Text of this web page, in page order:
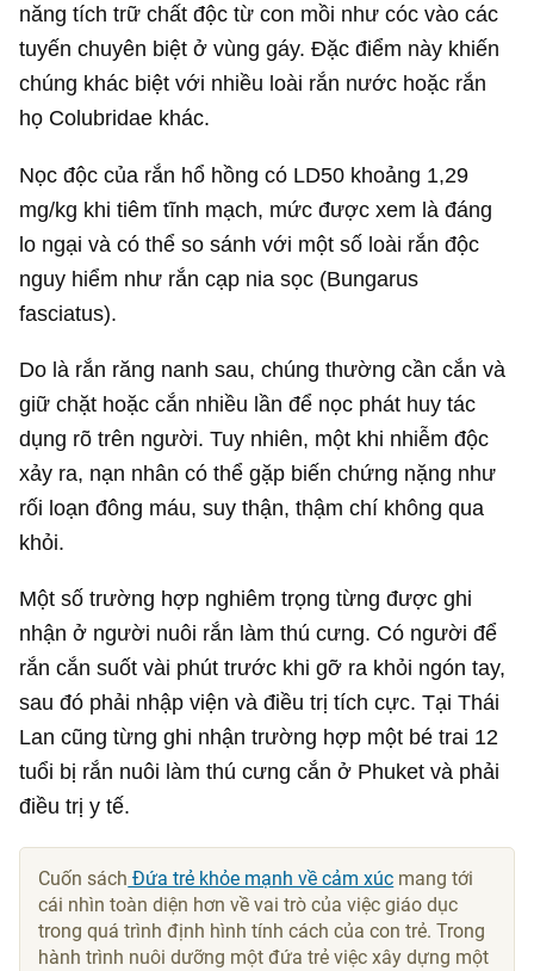
năng tích trữ chất độc từ con mồi như cóc vào các
tuyến chuyên biệt ở vùng gáy. Đặc điểm này khiến
chúng khác biệt với nhiều loài rắn nước hoặc rắn
họ Colubridae khác.
Nọc độc của rắn hổ hồng có LD50 khoảng 1,29
mg/kg khi tiêm tĩnh mạch, mức được xem là đáng
lo ngại và có thể so sánh với một số loài rắn độc
nguy hiểm như rắn cạp nia sọc (Bungarus
fasciatus).
Do là rắn răng nanh sau, chúng thường cần cắn và
giữ chặt hoặc cắn nhiều lần để nọc phát huy tác
dụng rõ trên người. Tuy nhiên, một khi nhiễm độc
xảy ra, nạn nhân có thể gặp biến chứng nặng như
rối loạn đông máu, suy thận, thậm chí không qua
khỏi.
Một số trường hợp nghiêm trọng từng được ghi
nhận ở người nuôi rắn làm thú cưng. Có người để
rắn cắn suốt vài phút trước khi gỡ ra khỏi ngón tay,
sau đó phải nhập viện và điều trị tích cực. Tại Thái
Lan cũng từng ghi nhận trường hợp một bé trai 12
tuổi bị rắn nuôi làm thú cưng cắn ở Phuket và phải
điều trị y tế.
Cuốn sách Đứa trẻ khỏe mạnh về cảm xúc mang tới
cái nhìn toàn diện hơn về vai trò của việc giáo dục
trong quá trình định hình tính cách của con trẻ. Trong
hành trình nuôi dưỡng một đứa trẻ việc xây dựng một